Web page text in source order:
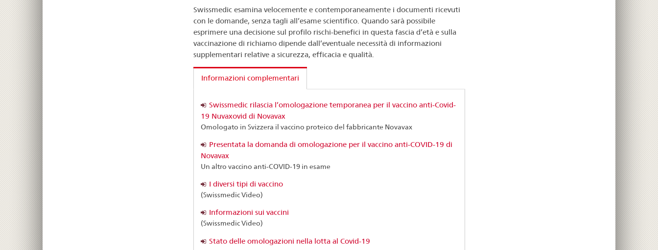
Swissmedic esamina velocemente e contemporaneamente i documenti ricevuti
con le domande, senza tagli all’esame scientifico. Quando sarà possibile
esprimere una decisione sul profilo rischi-benefici in questa fascia d’età e sulla
vaccinazione di richiamo dipende dall’eventuale necessità di informazioni
supplementari relative a sicurezza, efficacia e qualità.
Informazioni complementari
Swissmedic rilascia l’omologazione temporanea per il vaccino anti-Covid-
19 Nuvaxovid di Novavax
Omologato in Svizzera il vaccino proteico del fabbricante Novavax
Presentata la domanda di omologazione per il vaccino anti-COVID-19 di
Novavax
Un altro vaccino anti-COVID-19 in esame
I diversi tipi di vaccino
(Swissmedic Video)
Informazioni sui vaccini
(Swissmedic Video)
Stato delle omologazioni nella lotta al Covid-19